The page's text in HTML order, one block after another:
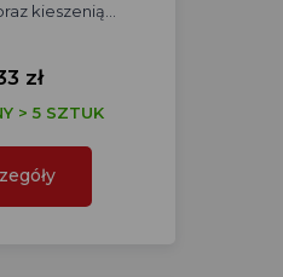
kieszenią…
zł
> 5 SZTUK